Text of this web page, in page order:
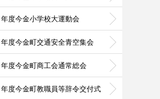
度今金小学校大運動会
度今金町交通安全青空集会
度今金町商工会通常総会
度今金町教職員等辞令交付式